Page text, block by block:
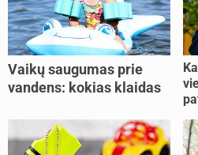
Vaikų saugumas prie
vandens: kokias klaidas